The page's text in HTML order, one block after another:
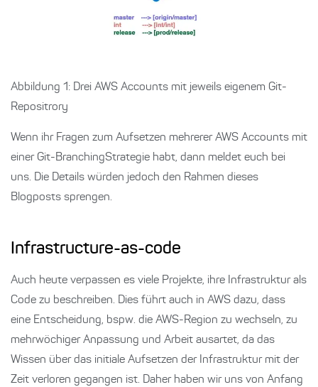
Abbildung 1: Drei AWS Accounts mit jeweils eigenem Git-
Repositrory
Wenn ihr Fragen zum Aufsetzen mehrerer AWS Accounts mit
einer Git-BranchingStrategie habt, dann meldet euch bei
uns. Die Details würden jedoch den Rahmen dieses
Blogposts sprengen.
Infrastructure-as-code
Auch heute verpassen es viele Projekte, ihre Infrastruktur als
Code zu beschreiben. Dies führt auch in AWS dazu, dass
eine Entscheidung, bspw. die AWS-Region zu wechseln, zu
mehrwöchiger Anpassung und Arbeit ausartet, da das
Wissen über das initiale Aufsetzen der Infrastruktur mit der
Zeit verloren gegangen ist. Daher haben wir uns von Anfang